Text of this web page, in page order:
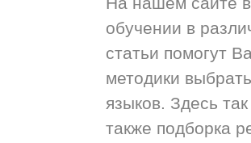
обучении в
статьи помогут
методики
языков. Здесь
также подборка